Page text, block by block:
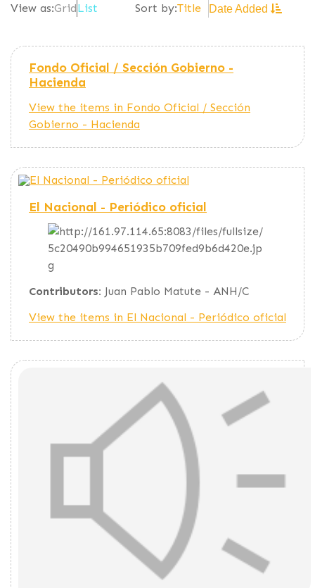
View as:GridList Sort by:Title Date Added
Fondo Oficial / Sección Gobierno -
Hacienda
View the items in Fondo Oficial / Sección
Gobierno - Hacienda
El Nacional - Periódico oficial
Contributors: Juan Pablo Matute - ANH/C
View the items in El Nacional - Periódico oficial